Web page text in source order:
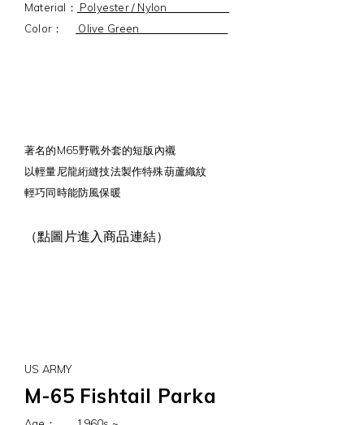
Material： Polyester / Nylon
Color：
Olive Green
著名的M65野戰外套的短版內襯
以輕量尼龍絎縫技法製作特殊葫蘆織紋
輕巧同時能防風保暖
（點圖片進入商品連結）
US ARMY
M-65 Fishtail Parka